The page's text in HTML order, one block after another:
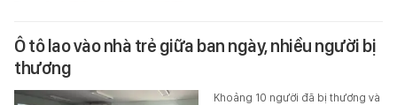
Ô tô lao vào nhà trẻ giữa ban ngày, nhiều người bị
thương
Khoảng 10 người đã bị thương và